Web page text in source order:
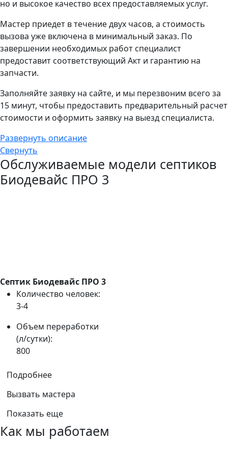
но и высокое качество всех предоставляемых услуг.
Мастер приедет в течение двух часов, а стоимость
вызова уже включена в минимальный заказ. По
завершении необходимых работ специалист
предоставит соответствующий Акт и гарантию на
запчасти.
Заполняйте заявку на сайте, и мы перезвоним всего за
15 минут, чтобы предоставить предварительный расчет
стоимости и оформить заявку на выезд специалиста.
Развернуть описание
Свернуть
Обслуживаемые модели септиков
Биодевайс ПРО 3
Септик Биодевайс ПРО 3
Количество человек:
3-4
Объем переработки
(л/сутки):
800
Подробнее
Вызвать мастера
Показать еще
Как мы работаем